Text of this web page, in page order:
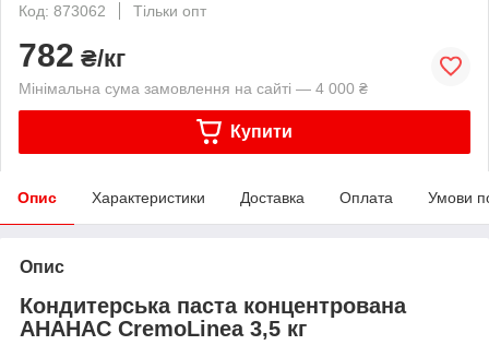
Код: 873062
Тільки опт
782 ₴/кг
Мінімальна сума замовлення на сайті — 4 000 ₴
Купити
Опис Характеристики Доставка Оплата Умови
Опис
Кондитерська паста концентрована
АНАНАС CremoLinea 3,5 кг